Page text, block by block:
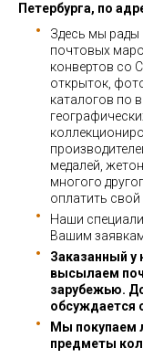
Петербурга, по
Здесь мы
почтовых
конвертов со
открыток,
каталогов по
медалей,
многого
оплатить свой
Наши
Вашим
Заказанный у
высылаем
зарубежью.
обсуждается
Мы покупаем
предметы